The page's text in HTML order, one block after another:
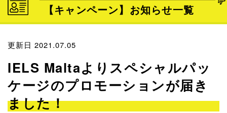
【キャンペーン】お知らせ一覧
更新日 2021.07.05
IELS Maltaよりスペシャルパッ
ケージのプロモーションが届き
ました！